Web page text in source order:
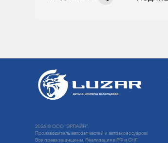
2026 © ООО "ЭРЛАЙН".
Производитель автозапчастей и автоаксессуаров.
Все права защищены. Реализация в РФ и СНГ.